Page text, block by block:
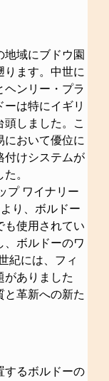
域にブドウ園
ります。中世に
ヘンリー・プラ
は特にイギリ
しました。こ
において優位に
付けシステムが
。
プ ワイナリー
り、ボルドー
も使用されてい
、ボルドーのワ
紀には、フィ
がありました
と革新への新た
するボルドーの